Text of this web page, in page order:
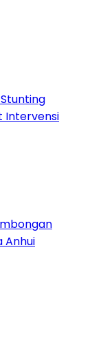
Intervensi
Anhui